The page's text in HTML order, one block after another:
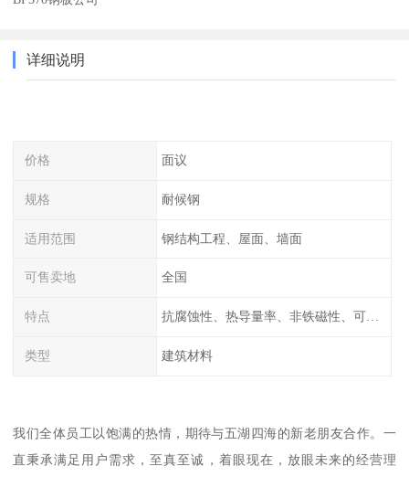
详细说明
价格 面议
规格 耐候钢
适用范围 钢结构工程、屋面、墙面
可售卖地 全国
特点 抗腐蚀性、热导量率、非铁磁性、可加工性、可成形性、回收性
类型 建筑材料
我们全体员工以饱满的热情，期待与五湖四海的新老朋友合作。一
直秉承满足用户需求，至真至诚，着眼现在，放眼未来的经营理